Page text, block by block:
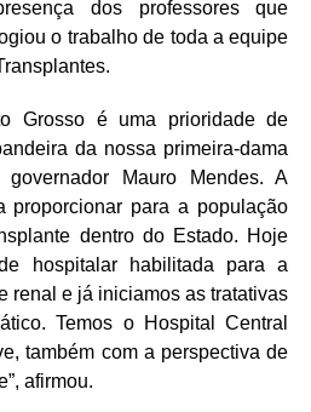
dos professores que
o trabalho de toda a equipe
Grosso é uma prioridade de
da nossa primeira-dama
Mauro Mendes. A
proporcionar para a população
dentro do Estado. Hoje
hospitalar habilitada para a
renal e já iniciamos as tratativas
Temos o Hospital Central
também com a perspectiva de
afirmou.